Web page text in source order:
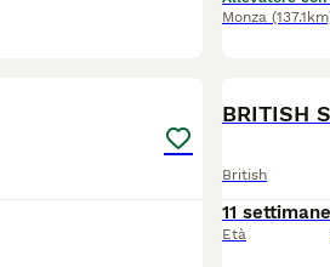
Monza
BRITISH
British
11 settimane
Età